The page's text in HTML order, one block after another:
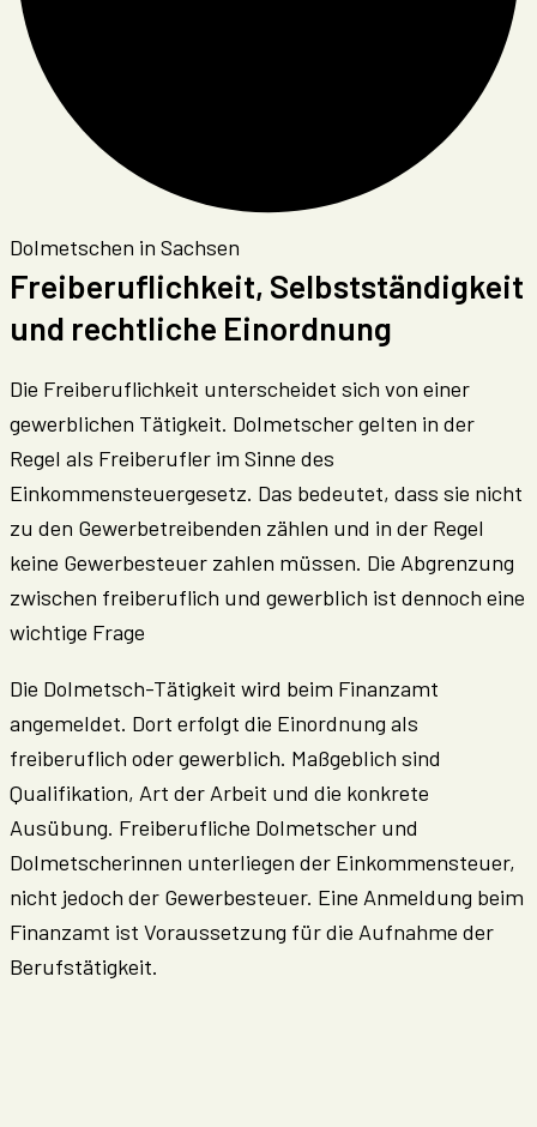
Dolmetschen in Sachsen
Freiberuflichkeit, Selbstständigkeit
und rechtliche Einordnung
Die Freiberuflichkeit unterscheidet sich von einer
gewerblichen Tätigkeit. Dolmetscher gelten in der
Regel als Freiberufler im Sinne des
Einkommensteuergesetz. Das bedeutet, dass sie nicht
zu den Gewerbetreibenden zählen und in der Regel
keine Gewerbesteuer zahlen müssen. Die Abgrenzung
zwischen freiberuflich und gewerblich ist dennoch eine
wichtige Frage
Die Dolmetsch-Tätigkeit wird beim Finanzamt
angemeldet. Dort erfolgt die Einordnung als
freiberuflich oder gewerblich. Maßgeblich sind
Qualifikation, Art der Arbeit und die konkrete
Ausübung. Freiberufliche Dolmetscher und
Dolmetscherinnen unterliegen der Einkommensteuer,
nicht jedoch der Gewerbesteuer. Eine Anmeldung beim
Finanzamt ist Voraussetzung für die Aufnahme der
Berufstätigkeit.